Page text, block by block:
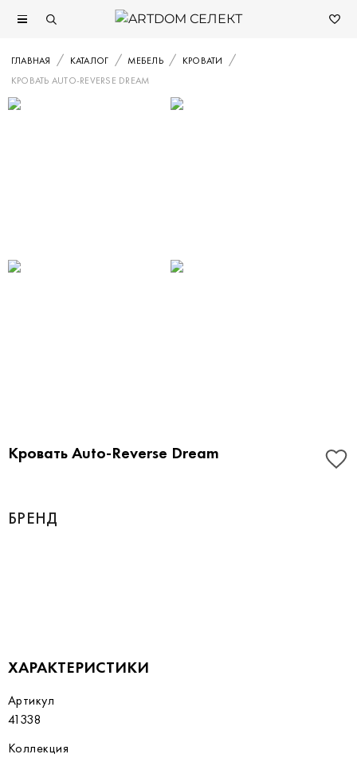
ГЛАВНАЯ КАТАЛОГ МЕБЕЛЬ
КРОВАТИ
КРОВАТЬ AUTO-REVERSE DREAM
Кровать Auto-Reverse Dream
БРЕНД
ХАРАКТЕРИСТИКИ
Артикул
41338
Коллекция